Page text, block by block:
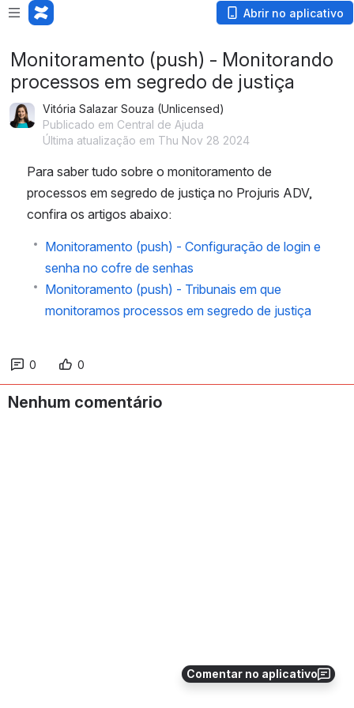
Abrir no aplicativo
Comentar no aplicativo
Monitoramento (push) - Monitorando
processos em segredo de justiça
Vitória Salazar Souza (Unlicensed)
Publicado em Central de Ajuda
Última atualização em Thu Nov 28 2024
Para saber tudo sobre o monitoramento de
processos em segredo de justiça no Projuris ADV,
confira os artigos abaixo:
Monitoramento (push) - Configuração de login e
senha no cofre de senhas
Monitoramento (push) - Tribunais em que
monitoramos processos em segredo de justiça
0 0
Nenhum comentário